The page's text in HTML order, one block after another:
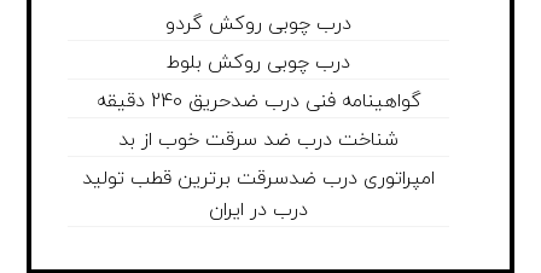
درب چوبی روکش گردو
درب چوبی روکش بلوط
گواهینامه فنی درب ضدحریق 240 دقیقه
شناخت درب ضد سرقت خوب از بد
امپراتوری درب ضدسرقت برترین قطب تولید
درب در ایران